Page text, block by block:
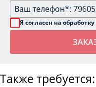
Я согласен на обработку
Также требуется: